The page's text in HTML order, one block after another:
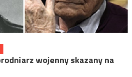
wojenny skazany na